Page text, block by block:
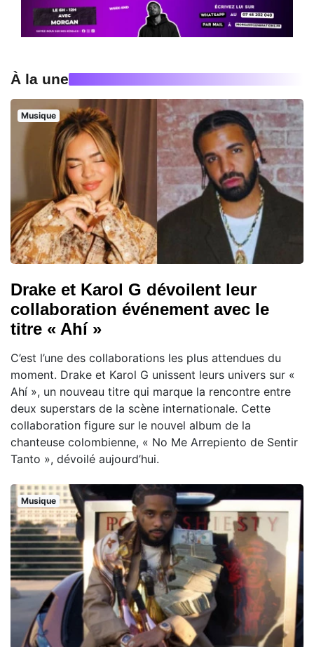
À la une
Musique
Drake et Karol G dévoilent leur
collaboration événement avec le
titre « Ahí »
C’est l’une des collaborations les plus attendues du
moment. Drake et Karol G unissent leurs univers sur «
Ahí », un nouveau titre qui marque la rencontre entre
deux superstars de la scène internationale. Cette
collaboration figure sur le nouvel album de la
chanteuse colombienne, « No Me Arrepiento de Sentir
Tanto », dévoilé aujourd’hui.
Musique